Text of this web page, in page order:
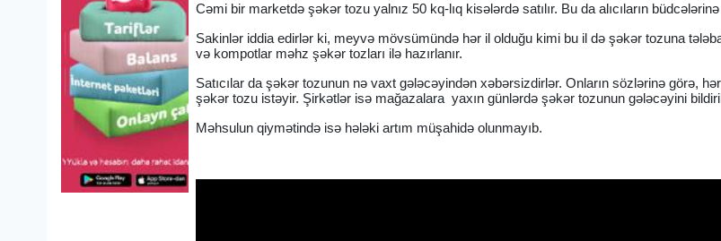
Cəmi bir marketdə şəkər tozu yalnız 50 kq-lıq kisələrdə satılır. Bu da alıcıların
Sakinlər iddia edirlər ki, meyvə mövsümündə hər il olduğu kimi bu il də şəkər tozuna
və kompotlar məhz şəkər tozları ilə hazırlanır.
Satıcılar da şəkər tozunun nə vaxt gələcəyindən xəbərsizdirlər. Onların sözlərinə görə,
şəkər tozu istəyir. Şirkətlər isə mağazalara yaxın günlərdə şəkər tozunun gələcəyini
Məhsulun qiymətində isə hələki artım müşahidə olunmayıb.